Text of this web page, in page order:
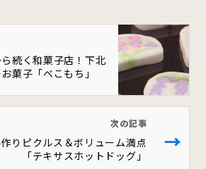
続く和菓子店！下北
菓子「べこもち」
次の記事
りピクルス＆ボリューム満点
「テキサスホットドッグ」
→